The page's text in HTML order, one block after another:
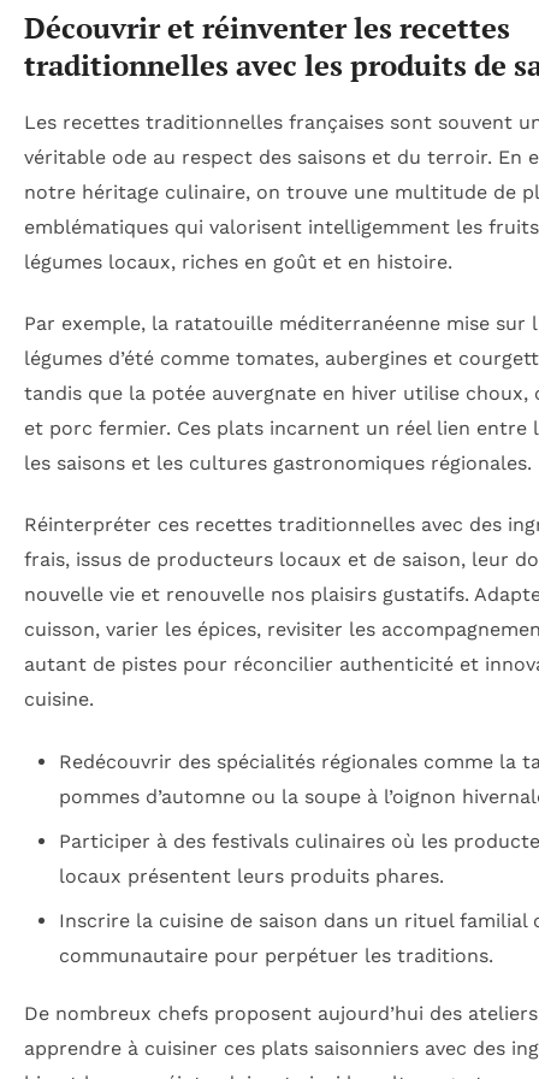
Découvrir et réinventer les recettes
traditionnelles avec les produits de
Les recettes traditionnelles françaises sont souvent
véritable ode au respect des saisons et du terroir. En
notre héritage culinaire, on trouve une multitude de
emblématiques qui valorisent intelligemment les
légumes locaux, riches en goût et en histoire.
Par exemple, la ratatouille méditerranéenne mise sur
légumes d’été comme tomates, aubergines et
tandis que la potée auvergnate en hiver utilise choux,
et porc fermier. Ces plats incarnent un réel lien entre
les saisons et les cultures gastronomiques régionales.
Réinterpréter ces recettes traditionnelles avec des
frais, issus de producteurs locaux et de saison, leur
nouvelle vie et renouvelle nos plaisirs gustatifs.
cuisson, varier les épices, revisiter les
autant de pistes pour réconcilier authenticité et
cuisine.
Redécouvrir des spécialités régionales comme la
pommes d’automne ou la soupe à l’oignon
Participer à des festivals culinaires où les
locaux présentent leurs produits phares.
Inscrire la cuisine de saison dans un rituel familial
communautaire pour perpétuer les traditions.
De nombreux chefs proposent aujourd’hui des
apprendre à cuisiner ces plats saisonniers avec des